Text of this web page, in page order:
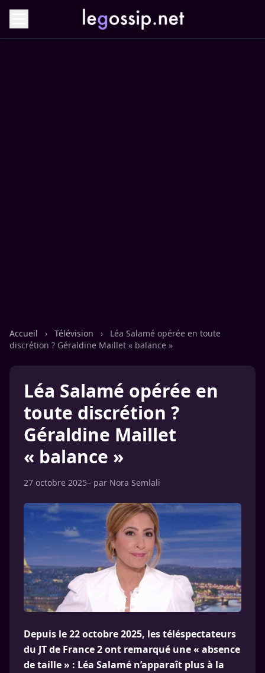
Accueil › Télévision ›
Léa Salamé opérée en toute
discrétion ? Géraldine Maillet « balance »
Léa Salamé opérée en
toute discrétion ?
Géraldine Maillet
« balance »
27 octobre 2025– par Nora Semlali
Depuis le 22 octobre 2025, les téléspectateurs
du JT de France 2 ont remarqué une « absence
de taille » : Léa Salamé n’apparaît plus à la